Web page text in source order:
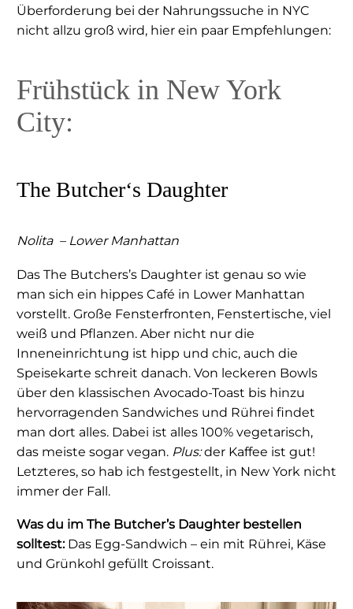
Überforderung bei der Nahrungssuche in NYC
nicht allzu groß wird, hier ein paar Empfehlungen:
Frühstück in New York
City:
The Butcher‘s Daughter
Nolita – Lower Manhattan
Das The Butchers’s Daughter ist genau so wie
man sich ein hippes Café in Lower Manhattan
vorstellt. Große Fensterfronten, Fenstertische, viel
weiß und Pflanzen. Aber nicht nur die
Inneneinrichtung ist hipp und chic, auch die
Speisekarte schreit danach. Von leckeren Bowls
über den klassischen Avocado-Toast bis hinzu
hervorragenden Sandwiches und Rührei findet
man dort alles. Dabei ist alles 100% vegetarisch,
das meiste sogar vegan. Plus:der Kaffee ist gut!
Letzteres, so hab ich festgestellt, in New York nicht
immer der Fall.
Was du im The Butcher’s Daughter bestellen
solltest:Das Egg-Sandwich – ein mit Rührei, Käse
und Grünkohl gefüllt Croissant.